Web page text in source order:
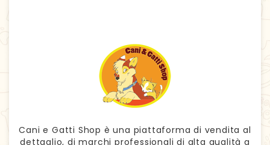
Cani e Gatti Shop è una piattaforma di vendita al
dettaglio, di marchi professionali di alta qualità a